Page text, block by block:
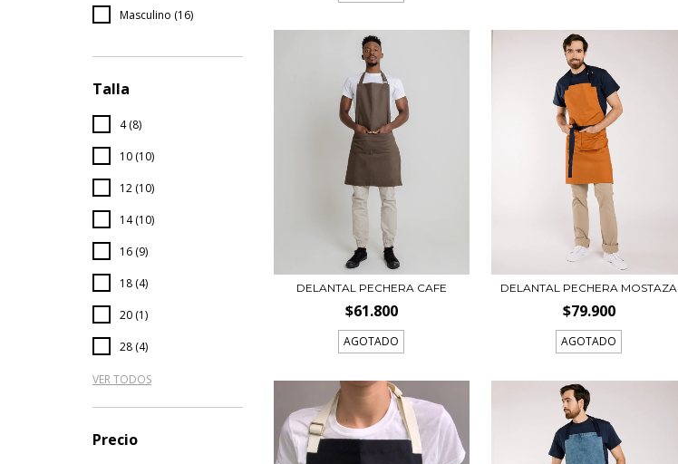
Masculino (16)
Talla
4 (8)
10 (10)
12 (10)
14 (10)
16 (9)
18 (4)
20 (1)
28 (4)
VER TODOS
Precio
DELANTAL PECHERA CAFE
$61.800
AGOTADO
DELANTAL PECHERA MOSTAZA
$79.900
AGOTADO